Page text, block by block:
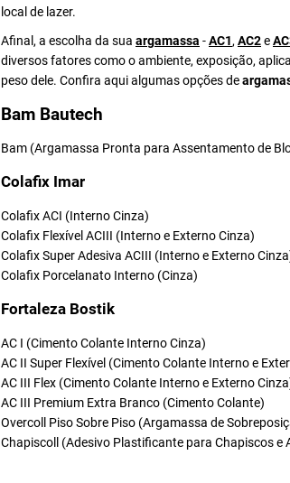
local de lazer.
Afinal, a escolha da sua argamassa -AC1, AC2e
diversos fatores como o ambiente, exposição,
peso dele. Confira aqui algumas opções de
Bam Bautech
Bam (Argamassa Pronta para Assentamento de
Colafix Imar
Colafix ACI (Interno Cinza)
Colafix Flexível ACIII (Interno e Externo Cinza)
Colafix Super Adesiva ACIII (Interno e Externo
Colafix Porcelanato Interno (Cinza)
Fortaleza Bostik
AC I (Cimento Colante Interno Cinza)
AC II Super Flexível (Cimento Colante Interno e
AC III Flex (Cimento Colante Interno e Externo
AC III Premium Extra Branco (Cimento Colante)
Overcoll Piso Sobre Piso (Argamassa de
Chapiscoll (Adesivo Plastificante para Chapiscos e